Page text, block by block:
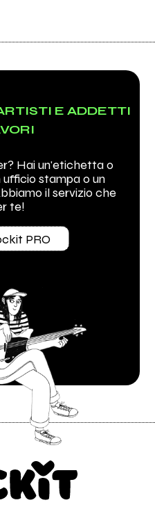
E ADDETTI
Hai un'etichetta o
ufficio stampa o un
il servizio che
te!
PRO